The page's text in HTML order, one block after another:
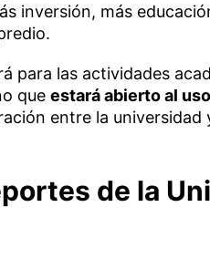
inversión, más
para las actividades
que estará abierto al
entre la universidad
de la